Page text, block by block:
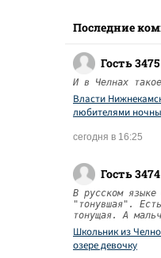
Последние
Гость 3475
И в Челнах
Власти
любителями
сегодня в 16:25
Гость 3474
В русском языке
"тонувшая".
тонущая. А
Школьник из
озере девочку